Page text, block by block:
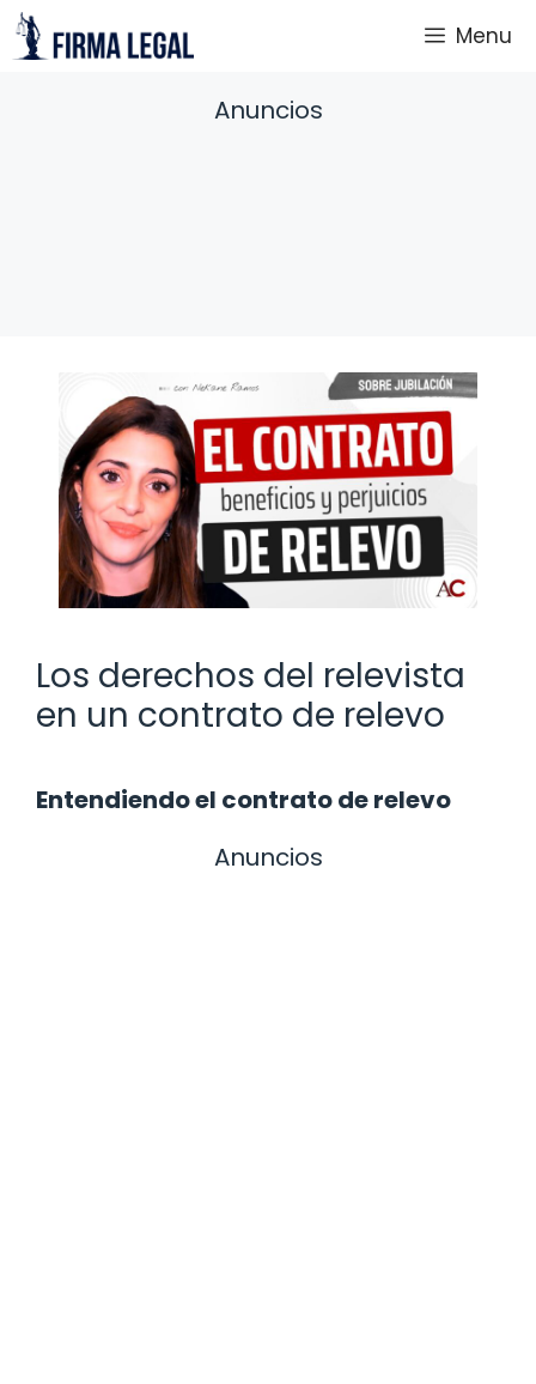
Saltar
al
Menu
Anuncios
Los derechos del relevista
en un contrato de relevo
Entendiendo el contrato de relevo
Anuncios